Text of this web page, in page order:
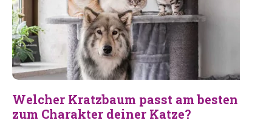
Welcher Kratzbaum passt am besten
zum Charakter deiner Katze?